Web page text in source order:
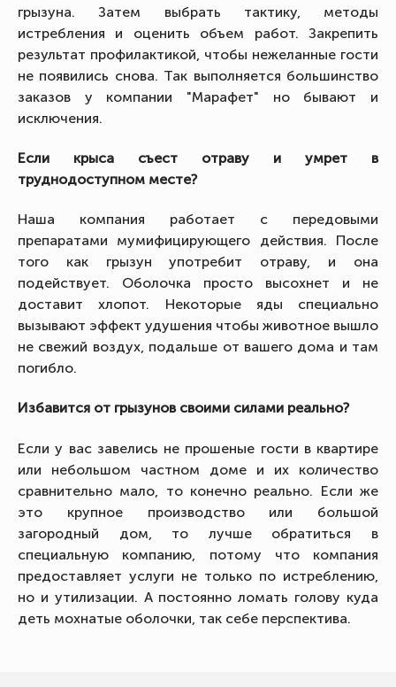
грызуна. Затем выбрать тактику, методы
истребления и оценить объем работ. Закрепить
результат профилактикой, чтобы нежеланные гости
не появились снова. Так выполняется большинство
заказов у компании "Марафет" но бывают и
исключения.
Если крыса съест отраву и умрет в
труднодоступном месте?
Наша компания работает с передовыми
препаратами мумифицирующего действия. После
того как грызун употребит отраву, и она
подействует. Оболочка просто высохнет и не
доставит хлопот. Некоторые яды специально
вызывают эффект удушения чтобы животное вышло
не свежий воздух, подальше от вашего дома и там
погибло.
Избавится от грызунов своими силами реально?
Если у вас завелись не прошеные гости в квартире
или небольшом частном доме и их количество
сравнительно мало, то конечно реально. Если же
это крупное производство или большой
загородный дом, то лучше обратиться в
специальную компанию, потому что компания
предоставляет услуги не только по истреблению,
но и утилизации. А постоянно ломать голову куда
деть мохнатые оболочки, так себе перспектива.